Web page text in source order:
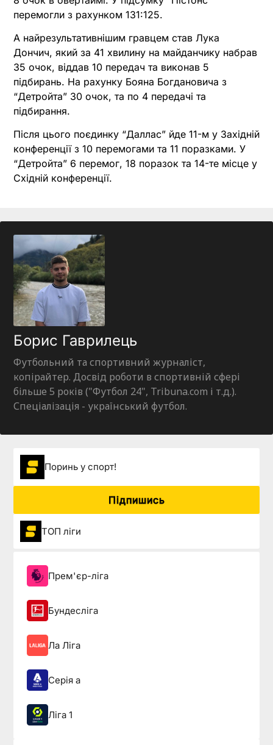
перемогли з рахунком 131:125.
А найрезультативнішим гравцем став Лука
Дончич, який за 41 хвилину на майданчику набрав
35 очок, віддав 10 передач та виконав 5
підбирань. На рахунку Бояна Богдановича з
“Детройта” 30 очок, та по 4 передачі та
підбирання.
Після цього поєдинку “Даллас” йде 11-м у Західній
конференції з 10 перемогами та 11 поразками. У
“Детройта” 6 перемог, 18 поразок та 14-те місце у
Східній конференції.
Борис Гаврилець
Футбольний та спортивний журналіст,
копірайтер. Досвід роботи в спортивній сфері
більше 5 років ("Футбол 24", Tribuna.com і т.д.).
Спеціалізація - український футбол.
Поринь у спорт!
Підпишись
ТОП ліги
Прем'єр-ліга
Бундесліга
Ла Ліга
Серія а
Ліга 1